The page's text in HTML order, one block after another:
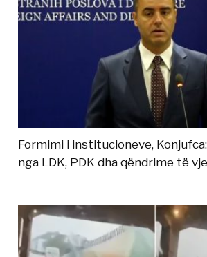
Formimi i institucioneve,
nga LDK, PDK dha qëndrime të